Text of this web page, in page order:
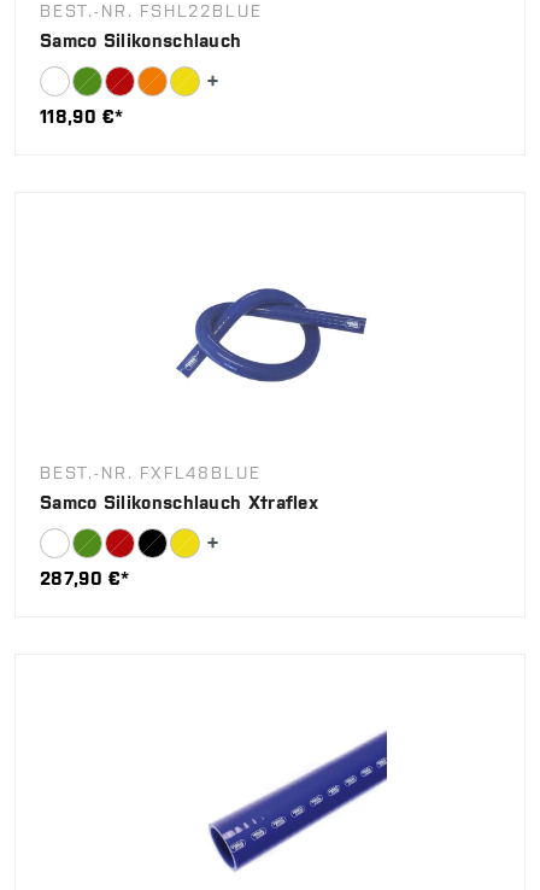
BEST.-NR. FSHL22BLUE
Samco Silikonschlauch
118,90 €*
BEST.-NR. FXFL48BLUE
Samco Silikonschlauch Xtraflex
287,90 €*